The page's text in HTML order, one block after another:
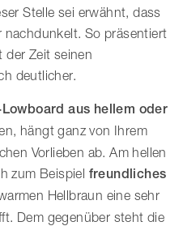
Stelle sei erwähnt, dass
nachdunkelt. So präsentiert
der Zeit seinen
deutlicher.
Lowboard aus hellem oder
hängt ganz von Ihrem
Vorlieben ab. Am hellen
zum Beispiel freundliches
Hellbraun eine sehr
Dem gegenüber steht die